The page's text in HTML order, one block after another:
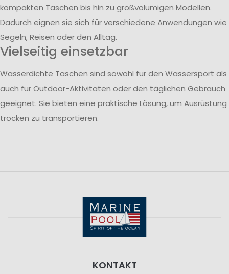
kompakten Taschen bis hin zu großvolumigen Modellen.
Dadurch eignen sie sich für verschiedene Anwendungen wie
Segeln, Reisen oder den Alltag.
Vielseitig einsetzbar
Wasserdichte Taschen sind sowohl für den Wassersport als
auch für Outdoor-Aktivitäten oder den täglichen Gebrauch
geeignet. Sie bieten eine praktische Lösung, um Ausrüstung
trocken zu transportieren.
KONTAKT